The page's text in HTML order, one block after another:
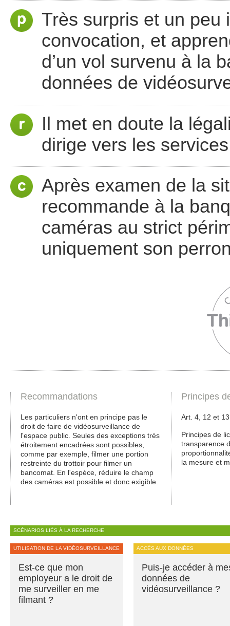
Très surpris et un peu
convocation, et
d’un vol survenu à la
données de
Il met en doute la
dirige vers les
Après examen de la
recommande à la
caméras au strict
uniquement son
Recommandations
Les particuliers n'ont en principe pas le
droit de faire de vidéosurveillance de
l'espace public. Seules des exceptions très
étroitement encadrées sont possibles,
comme par exemple, filmer une portion
restreinte du trottoir pour filmer un
bancomat. En l'espèce, réduire le champ
des caméras est possible et donc exigible.
Principes
Art. 4, 12 et
Principes de
transparence
la mesure et
SCÉNARIOS LIÉS À LA RECHERCHE
UTILISATION DE LA VIDÉOSURVEILLANCE
Est-ce que mon
employeur a le droit de
me surveiller en me
filmant ?
ACCÈS AUX DONNÉES
Puis-je accéder à
données de
vidéosurveillance ?